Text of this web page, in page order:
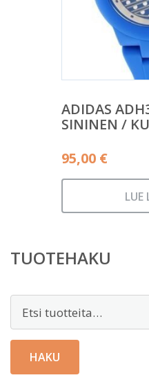
ADIDAS
SININEN /
95,00 €
LUE
TUOTEHAKU
HAKU